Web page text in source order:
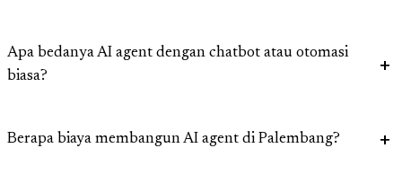
Apa bedanya AI agent dengan chatbot atau otomasi
biasa?
Berapa biaya membangun AI agent di Palembang?